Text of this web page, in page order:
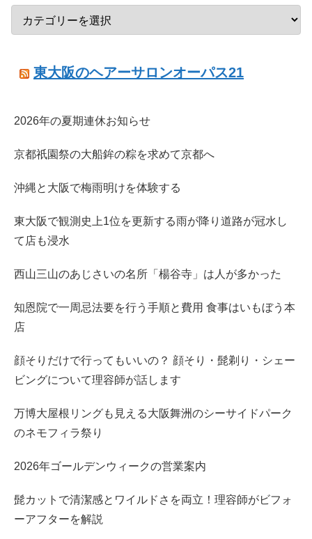
東大阪のヘアーサロンオーパス21
2026年の夏期連休お知らせ
京都祇園祭の大船鉾の粽を求めて京都へ
沖縄と大阪で梅雨明けを体験する
東大阪で観測史上1位を更新する雨が降り道路が冠水し
て店も浸水
西山三山のあじさいの名所「楊谷寺」は人が多かった
知恩院で一周忌法要を行う手順と費用 食事はいもぼう本
店
顔そりだけで行ってもいいの？ 顔そり・髭剃り・シェー
ビングについて理容師が話します
万博大屋根リングも見える大阪舞洲のシーサイドパーク
のネモフィラ祭り
2026年ゴールデンウィークの営業案内
髭カットで清潔感とワイルドさを両立！理容師がビフォ
ーアフターを解説